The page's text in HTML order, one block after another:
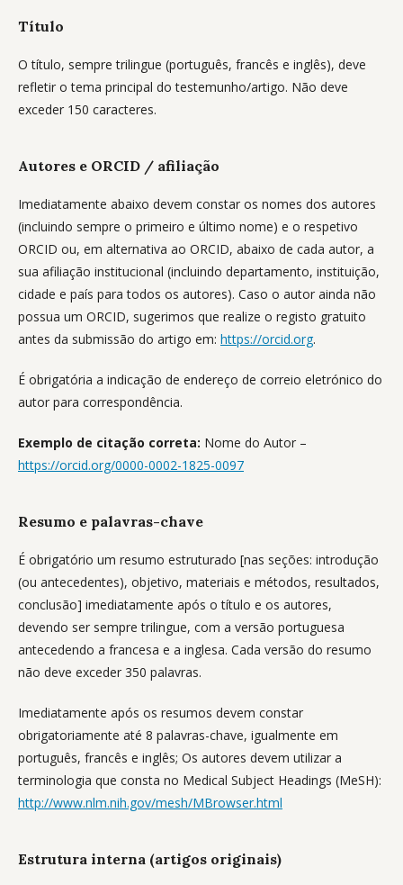
Título
O título, sempre trilingue (português, francês e inglês), deve
refletir o tema principal do testemunho/artigo. Não deve
exceder 150 caracteres.
Autores e ORCID / afiliação
Imediatamente abaixo devem constar os nomes dos autores
(incluindo sempre o primeiro e último nome) e o respetivo
ORCID ou, em alternativa ao ORCID, abaixo de cada autor, a
sua afiliação institucional (incluindo departamento, instituição,
cidade e país para todos os autores). Caso o autor ainda não
possua um ORCID, sugerimos que realize o registo gratuito
antes da submissão do artigo em: https://orcid.org.
É obrigatória a indicação de endereço de correio eletrónico do
autor para correspondência.
Exemplo de citação correta: Nome do Autor –
https://orcid.org/0000-0002-1825-0097
Resumo e palavras-chave
É obrigatório um resumo estruturado [nas seções: introdução
(ou antecedentes), objetivo, materiais e métodos, resultados,
conclusão] imediatamente após o título e os autores,
devendo ser sempre trilingue, com a versão portuguesa
antecedendo a francesa e a inglesa. Cada versão do resumo
não deve exceder 350 palavras.
Imediatamente após os resumos devem constar
obrigatoriamente até 8 palavras-chave, igualmente em
português, francês e inglês; Os autores devem utilizar a
terminologia que consta no Medical Subject Headings (MeSH):
http://www.nlm.nih.gov/mesh/MBrowser.html
Estrutura interna (artigos originais)